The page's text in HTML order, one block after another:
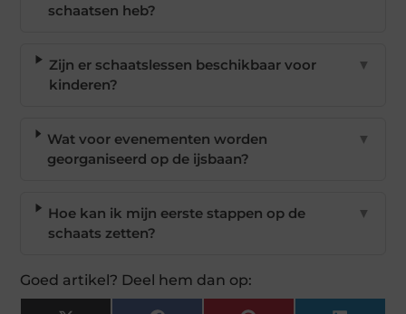
schaatsen heb?
Zijn er schaatslessen beschikbaar voor
kinderen?
▼
Wat voor evenementen worden
georganiseerd op de ijsbaan?
▼
Hoe kan ik mijn eerste stappen op de
schaats zetten?
▼
Goed artikel? Deel hem dan op: